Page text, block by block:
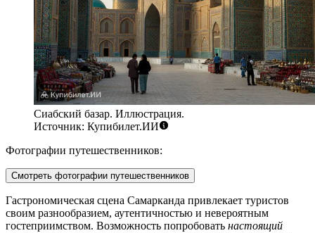
Сиабский базар. Иллюстрация.
Источник: Купибилет.ИИ
Фотографии путешественников:
Смотреть фотографии путешественников
Гастрономическая сцена Самарканда привлекает туристов
своим разнообразием, аутентичностью и невероятным
гостеприимством. Возможность попробовать настоящий